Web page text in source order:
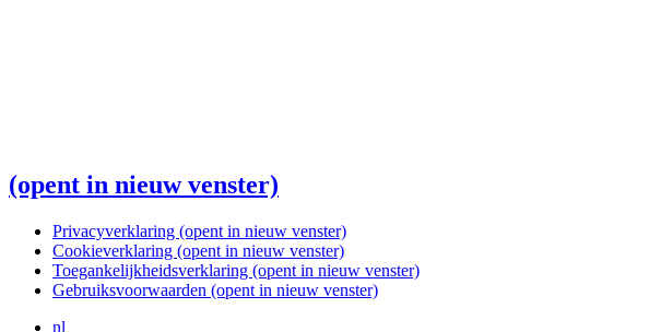
(opent in nieuw venster)
Privacyverklaring (opent in nieuw venster)
Cookieverklaring (opent in nieuw venster)
Toegankelijkheidsverklaring (opent in nieuw venster)
Gebruiksvoorwaarden (opent in nieuw venster)
nl